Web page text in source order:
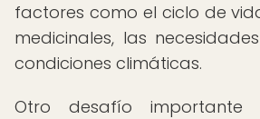
factores como el ciclo de
medicinales, las
condiciones climáticas.
Otro desafío